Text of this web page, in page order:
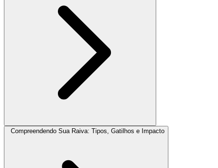
Compreendendo Sua Raiva: Tipos, Gatilhos e Impacto